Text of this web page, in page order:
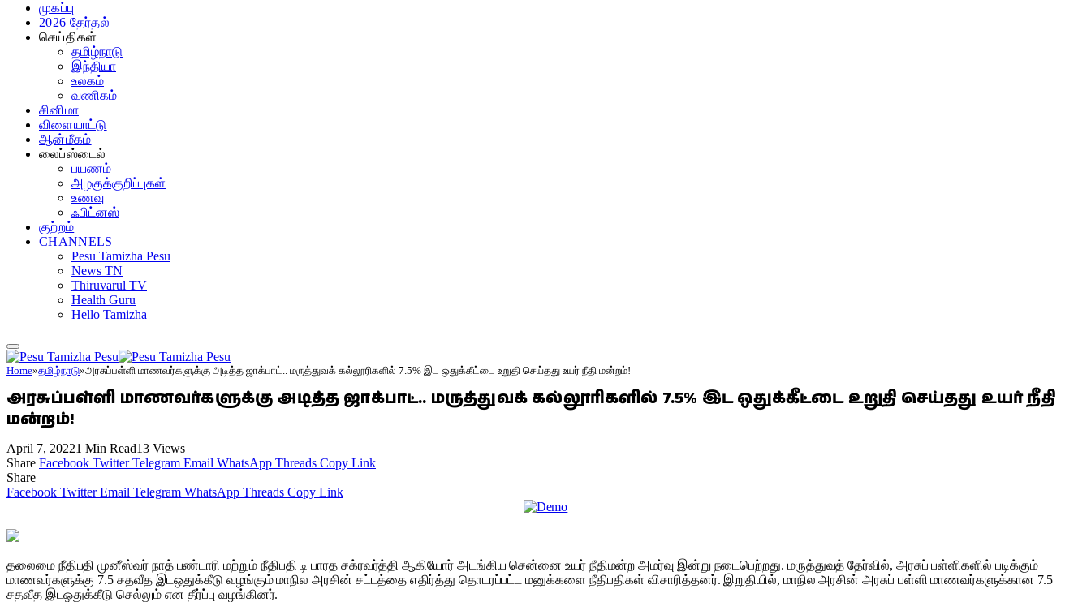
முகப்பு
2026 தேர்தல்
செய்திகள்
தமிழ்நாடு
இந்தியா
உலகம்
வணிகம்
சினிமா
விளையாட்டு
ஆன்மீகம்
லைப்ஸ்டைல்
பயணம்
அழகுக்குறிப்புகள்
உணவு
ஃபிட்னஸ்
குற்றம்
CHANNELS
Pesu Tamizha Pesu
News TN
Thiruvarul TV
Health Guru
Hello Tamizha
Home»தமிழ்நாடு»அரசுப்பள்ளி மாணவர்களுக்கு அடித்த ஜாக்பாட்.. மருத்துவக் கல்லூரிகளில் 7.5% இட ஒதுக்கீட்டை உறுதி செய்தது உயர் நீதி மன்றம்!
அரசுப்பள்ளி மாணவர்களுக்கு அடித்த ஜாக்பாட்.. மருத்துவக் கல்லூரிகளில் 7.5% இட ஒதுக்கீட்டை உறுதி செய்தது உயர் நீதி
மன்றம்!
April 7, 20221 Min Read13 Views
Share Facebook Twitter Telegram Email WhatsApp Threads Copy Link
Share
Facebook Twitter Email Telegram WhatsApp Threads Copy Link
தலைமை நீதிபதி முனீஸ்வர் நாத் பண்டாரி மற்றும் நீதிபதி டி பாரத சக்ரவர்த்தி ஆகியோர் அடங்கிய சென்னை உயர் நீதிமன்ற அமர்வு இன்று நடைபெற்றது. மருத்துவத் தேர்வில், அரசுப் பள்ளிகளில் படிக்கும்
மாணவர்களுக்கு 7.5 சதவீத இடஒதுக்கீடு வழங்கும் மாநில அரசின் சட்டத்தை எதிர்த்து தொடரப்பட்ட மனுக்களை நீதிபதிகள் விசாரித்தனர். இறுதியில், மாநில அரசின் அரசுப் பள்ளி மாணவர்களுக்கான 7.5
சதவீத இடஒதுக்கீடு செல்லும் என தீர்ப்பு வழங்கினர்.